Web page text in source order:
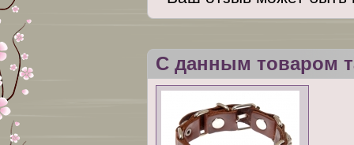
С данным товаром